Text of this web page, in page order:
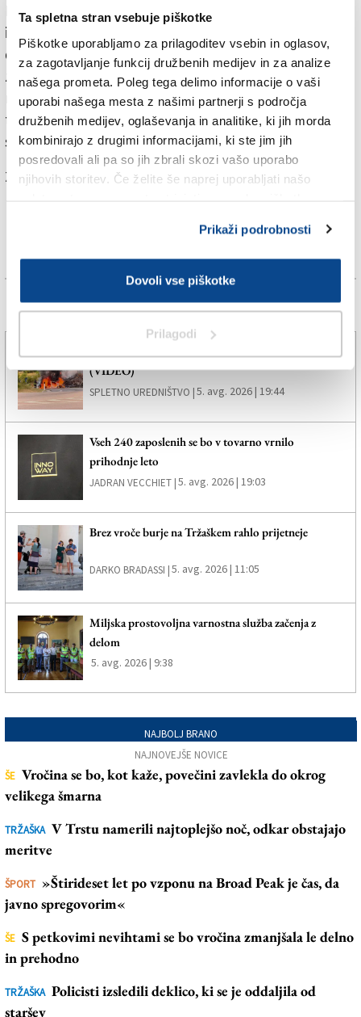
Ta spletna stran vsebuje piškotke
Piškotke uporabljamo za prilagoditev vsebin in oglasov,
za zagotavljanje funkcij družbenih medijev in za analize
našega prometa. Poleg tega delimo informacije o vaši
uporabi našega mesta z našimi partnerji s področja
družbenih medijev, oglaševanja in analitike, ki jih morda
kombinirajo z drugimi informacijami, ki ste jim jih
posredovali ali pa so jih zbrali skozi vašo uporabo
njihovih storitev. Če želite še naprej uporabljati našo
Prikaži podrobnosti
Dovoli vse piškotke
Prilagodi
Mestni redarji so s srede cestišča odstranili vozilo in
identificirali vpletene v prometno nezgodo. Nato je
do njih pristopil tretji moški in začel glasno diskutirati
z romunskim voznikom. Moldavski državljan C.G. je
mestnim redarjem zaupal, da mu je romunski voznik
takoj po nezgodi, v katero on sicer ni bil vpleten, je pa
stopil v bran vozniku skuterja, grozil z nožem.
Za branje in pisanje komentarjevje potrebna prijava
Več novic
(VIDEO)
SPLETNO UREDNIŠTVO |5. avg. 2026 | 19:44
Vseh 240 zaposlenih se bo v tovarno vrnilo
prihodnje leto
JADRAN VECCHIET |5. avg. 2026 | 19:03
Brez vroče burje na Tržaškem rahlo prijetneje
DARKO BRADASSI |5. avg. 2026 | 11:05
Miljska prostovoljna varnostna služba začenja z
delom
5. avg. 2026 | 9:38
NAJBOLJ BRANO
NAJNOVEJŠE NOVICE
ŠE Vročina se bo, kot kaže, povečini zavlekla do okrog
velikega šmarna
TRŽAŠKA V Trstu namerili najtoplejšo noč, odkar obstajajo
meritve
ŠPORT »Štirideset let po vzponu na Broad Peak je čas, da
javno spregovorim«
ŠE S petkovimi nevihtami se bo vročina zmanjšala le delno
in prehodno
TRŽAŠKA Policisti izsledili deklico, ki se je oddaljila od
staršev